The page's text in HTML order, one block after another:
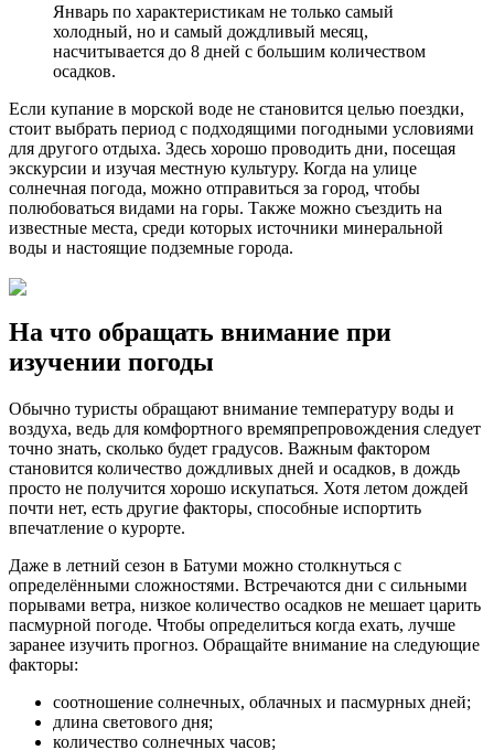
Январь по характеристикам не только самый
холодный, но и самый дождливый месяц,
насчитывается до 8 дней с большим количеством
осадков.
Если купание в морской воде не становится целью поездки,
стоит выбрать период с подходящими погодными условиями
для другого отдыха. Здесь хорошо проводить дни, посещая
экскурсии и изучая местную культуру. Когда на улице
солнечная погода, можно отправиться за город, чтобы
полюбоваться видами на горы. Также можно съездить на
известные места, среди которых источники минеральной
воды и настоящие подземные города.
На что обращать внимание при
изучении погоды
Обычно туристы обращают внимание температуру воды и
воздуха, ведь для комфортного времяпрепровождения следует
точно знать, сколько будет градусов. Важным фактором
становится количество дождливых дней и осадков, в дождь
просто не получится хорошо искупаться. Хотя летом дождей
почти нет, есть другие факторы, способные испортить
впечатление о курорте.
Даже в летний сезон в Батуми можно столкнуться с
определёнными сложностями. Встречаются дни с сильными
порывами ветра, низкое количество осадков не мешает царить
пасмурной погоде. Чтобы определиться когда ехать, лучше
заранее изучить прогноз. Обращайте внимание на следующие
факторы:
соотношение солнечных, облачных и пасмурных дней;
длина светового дня;
количество солнечных часов;